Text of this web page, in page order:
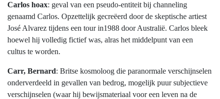
Carlos hoax: geval van een pseudo-entiteit bij channeling
genaamd Carlos. Opzettelijk gecreëerd door de skeptische artiest
José Alvarez tijdens een tour in1988 door Australië. Carlos bleek
hoewel hij volledig fictief was, alras het middelpunt van een
cultus te worden.
Carr, Bernard: Britse kosmoloog die paranormale verschijnselen
onderverdeeld in gevallen van bedrog, mogelijk puur subjectieve
verschijnselen (waar hij bewijsmateriaal voor een leven na de